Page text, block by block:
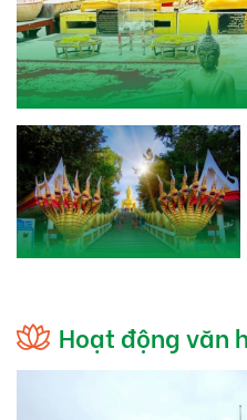
Hoạt động văn